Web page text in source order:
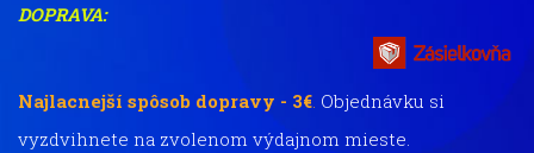
DOPRAVA:
Najlacnejší spôsob dopravy - 3€. Objednávku si
vyzdvihnete na zvolenom výdajnom mieste.